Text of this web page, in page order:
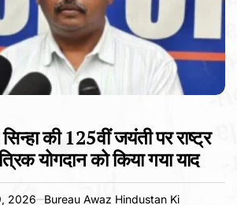
की 125वीं जयंती पर राष्ट्र
योगदान को किया गया याद
2026 Bureau Awaz Hindustan Ki